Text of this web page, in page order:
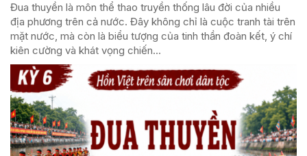
Đua thuyền là môn thể thao truyền thống lâu đời của nhiều
địa phương trên cả nước. Đây không chỉ là cuộc tranh tài trên
mặt nước, mà còn là biểu tượng của tinh thần đoàn kết, ý chí
kiên cường và khát vọng chiến...